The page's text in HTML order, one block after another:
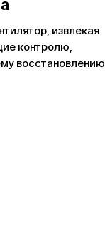
извлекая
контролю,
восстановлению